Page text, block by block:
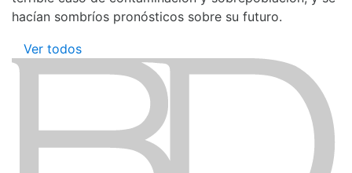
hacían sombríos pronósticos sobre su futuro.
Ver todos